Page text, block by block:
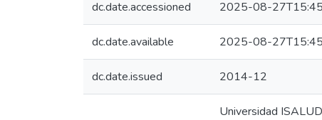
dc.date.accessioned 2025-08-
dc.date.available 2025-08-
dc.date.issued 2014-12
Universidad